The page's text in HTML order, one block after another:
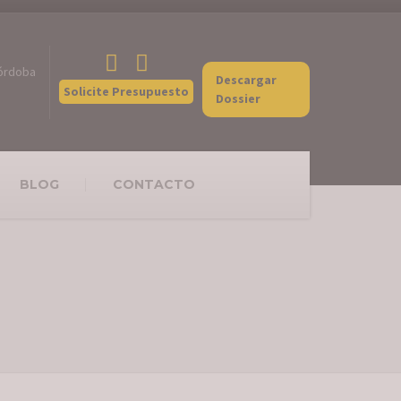
Solicite Presupuesto
Descargar
Dossier
BLOG CONTACTO